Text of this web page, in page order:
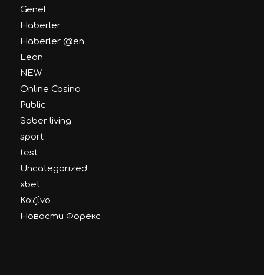
Genel
Haberler
Haberler @en
Leon
NEW
Online Casino
Public
Sober living
sport
test
Uncategorized
xbet
Καζίνο
Новости Форекс